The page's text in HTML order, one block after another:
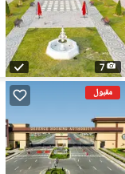
7
مقبول